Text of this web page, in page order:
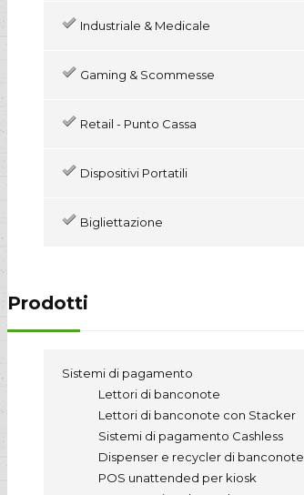
Industriale & Medicale
Gaming & Scommesse
Retail - Punto Cassa
Dispositivi Portatili
Bigliettazione
Prodotti
Sistemi di pagamento
Lettori di banconote
Lettori di banconote con Stacker
Sistemi di pagamento Cashless
Dispenser e recycler di banconote
POS unattended per kiosk